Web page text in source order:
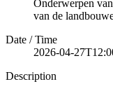
Onderwerpen
van de
Date / Time
2026-04-
Description